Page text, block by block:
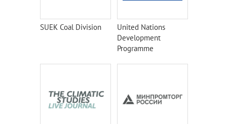
SUEK Coal Division
United Nations
Development
Programme